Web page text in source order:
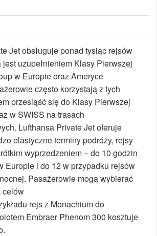
Jet obsługuje ponad tysiąc rejsów
jest uzupełnieniem Klasy Pierwszej
w Europie oraz Ameryce
często korzystają z tych
przesiąść się do Klasy Pierwszej
w SWISS na trasach
Lufthansa Private Jet oferuje
elastyczne terminy podróży, rejsy
wyprzedzeniem – do 10 godzin
Europie i do 12 w przypadku rejsów
Pasażerowie mogą wybierać
celów
rejs z Monachium do
Embraer Phenom 300 kosztuje